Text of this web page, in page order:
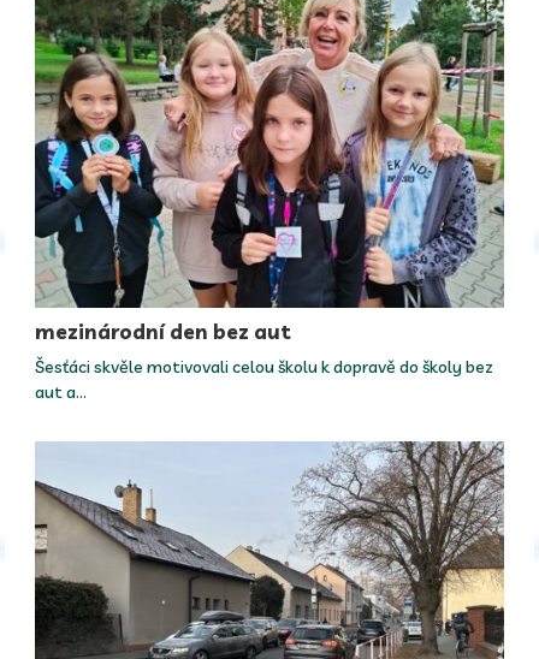
mezinárodní den bez aut
Šesťáci skvěle motivovali celou školu k dopravě do školy bez
aut a…